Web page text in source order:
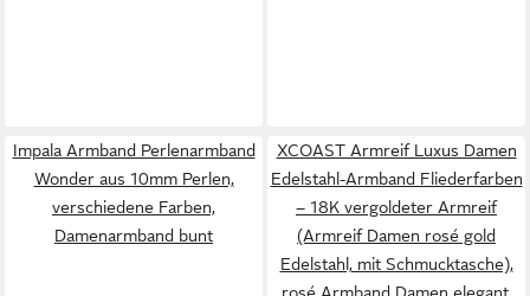
Impala Armband Perlenarmband
Wonder aus 10mm Perlen,
verschiedene Farben,
Damenarmband bunt
XCOAST Armreif Luxus Damen
Edelstahl-Armband Fliederfarben
– 18K vergoldeter Armreif
(Armreif Damen rosé gold
Edelstahl, mit Schmucktasche),